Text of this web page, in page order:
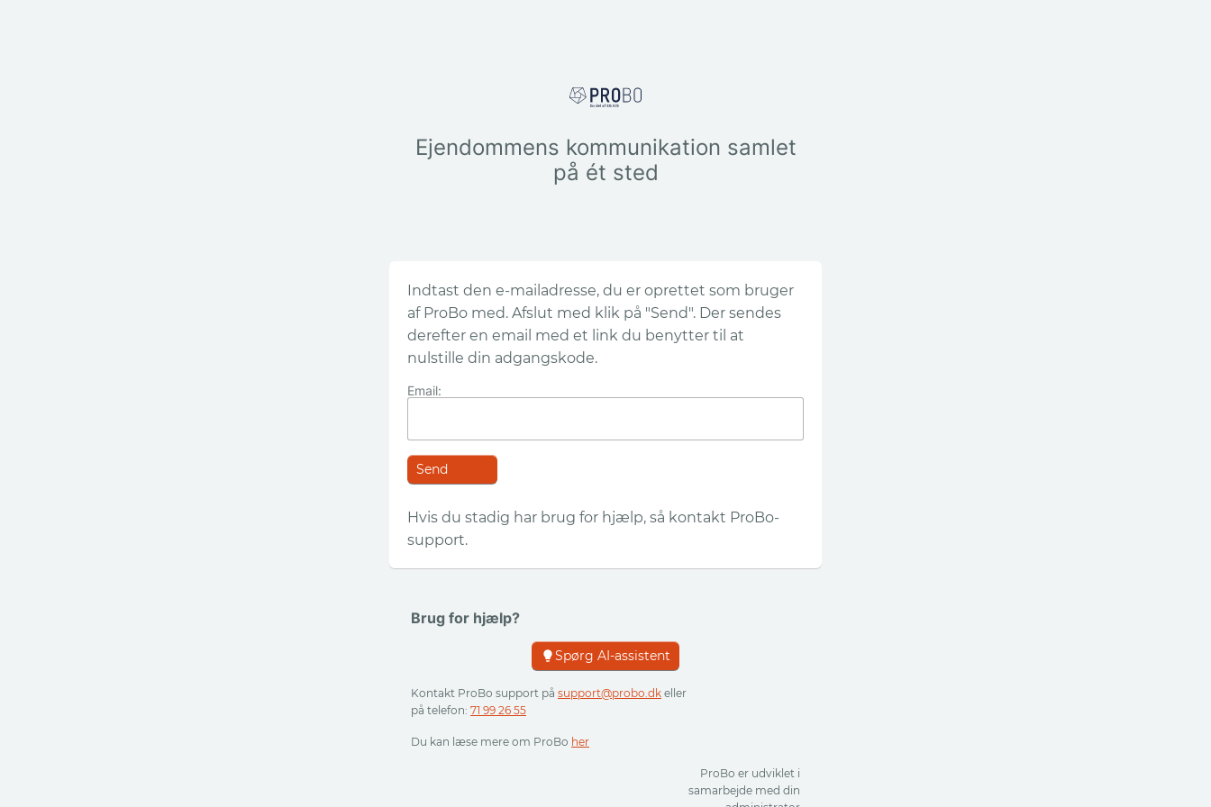
Ejendommens kommunikation samlet
på ét sted
Indtast den e-mailadresse, du er oprettet som bruger
af ProBo med. Afslut med klik på "Send". Der sendes
derefter en email med et link du benytter til at
nulstille din adgangskode.
Email:
Hvis du stadig har brug for hjælp, så kontakt ProBo-
support.
Brug for hjælp?
Spørg AI-assistent
Kontakt ProBo support på support@probo.dk eller
på telefon: 71 99 26 55
Du kan læse mere om ProBo her
ProBo er udviklet i
samarbejde med din